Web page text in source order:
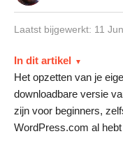
Laatst bijgewerkt: 11
In dit artikel
Het opzetten van je
downloadbare versie
zijn voor beginners,
WordPress.com al